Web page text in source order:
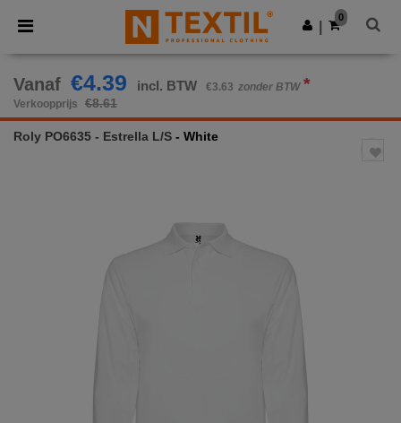
× Ntextil-app
Betere prijzen in de app!
Download app
0
Vanaf €4.39 incl. BTW €3.63 zonder BTW *
Verkoopprijs €8.61
Roly PO6635 - Estrella L/S - White